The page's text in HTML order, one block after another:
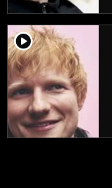
player2